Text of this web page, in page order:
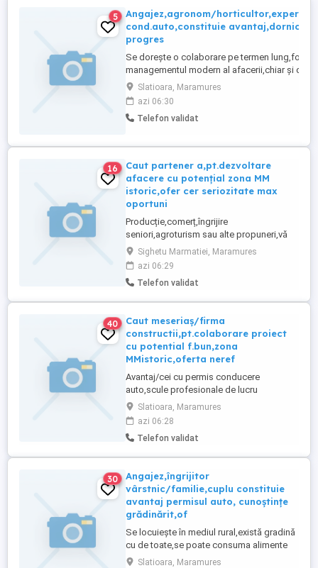
5
Angajez,agronom/
cond.auto,constituie avantaj,dornic/
progres
Se dorește o colaborare pe termen
managementul modern al afacerii,chiar și
propriei afaceri,dacă doriți. Ofer/cer
Slatioara, Maramures
azi 06:30
Telefon validat
16
Caut partener a,pt.dezvoltare
afacere cu potențial zona MM
istoric,ofer cer seriozitate max
oportuni
Producție,comerț,îngrijire
seniori,agroturism sau alte propuneri,vă
aștept cu deosebit interes la o discuție și
luarea împreună a unor decizii pt.
demararea activitâtii,
Sighetu Marmatiei, Maramures
azi 06:29
Telefon validat
40
Caut meseriaș/firma
constructii,pt.colaborare proiect
cu potential f.bun,zona
MMistoric,oferta neref
Avantaj/cei cu permis conducere
auto,scule profesionale de lucru
personale să fie folosite măcar pt. început
,acoperă cît mai mult din gama lucrărilor
de instalații,dulgherie, finisaje moderne
Slatioara, Maramures
azi 06:28
Telefon validat
30
Angajez,îngrijitor
vârstnic/familie,cuplu constituie
avantaj permisul auto, cunoștințe
grădinărit,of
Se locuiește în mediul rural,există gradină
cu de toate,se poate consuma alimente
sănătoase ofer/ cer seriozitate maximă
Slatioara, Maramures